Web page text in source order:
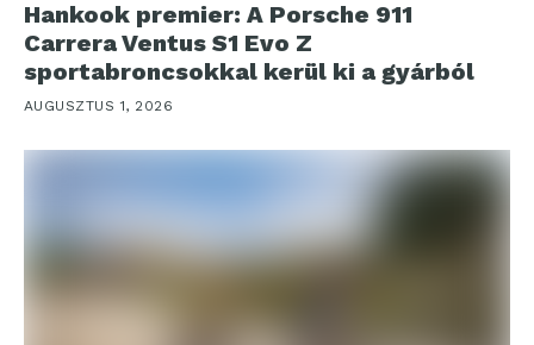
Hankook premier: A Porsche 911
Carrera Ventus S1 Evo Z
sportabroncsokkal kerül ki a gyárból
AUGUSZTUS 1, 2026